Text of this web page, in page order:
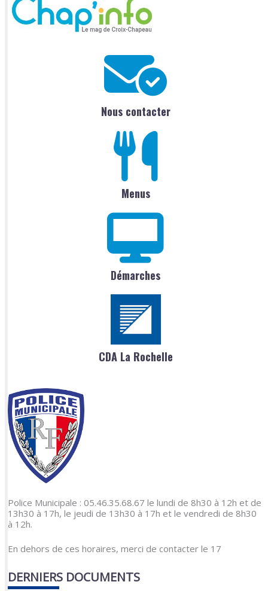
Nous contacter
Menus
Démarches
CDA La Rochelle
Police Municipale : 05.46.35.68.67 le lundi de 8h30 à 12h et de
13h30 à 17h, le jeudi de 13h30 à 17h et le vendredi de 8h30
à 12h.
En dehors de ces horaires, merci de contacter le 17
DERNIERS DOCUMENTS